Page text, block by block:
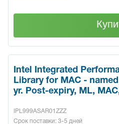
Intel Integrated
Library for MAC -
yr. Post-expiry, ML,
IPL999ASAR01ZZZ
Срок поставки: 3-5 дней